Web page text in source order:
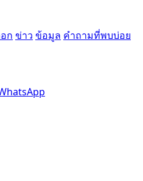
ก ข่าว ข้อมูล คำถามที่พบบ่อย